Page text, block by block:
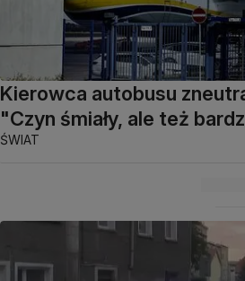
Kierowca autobusu
"Czyn śmiały, ale też
ŚWIAT